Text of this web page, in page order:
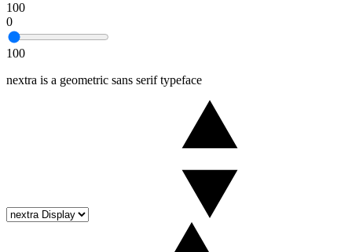
100
0
100
nextra is a geometric sans serif typeface